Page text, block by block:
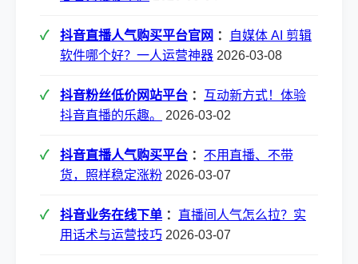
抖音直播人气购买平台官网 ：
自媒体 AI 剪辑
软件哪个好？一人运营神器 2026-03-08
抖音粉丝低价网站平台 ： 互动新方式！体验
抖音直播的乐趣。
2026-03-02
抖音直播人气购买平台 ： 不用直播、不带
货，照样稳定涨粉 2026-03-07
抖音业务在线下单 ： 直播间人气怎么拉？实
用话术与运营技巧 2026-03-07